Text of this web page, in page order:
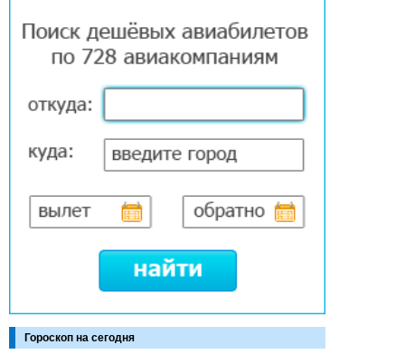
Гороскоп на сегодня